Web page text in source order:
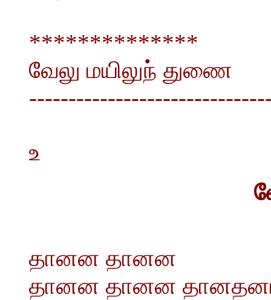
**************
வேலு மயிலுந் துணை
உ
தானன தானன
தானன தானன